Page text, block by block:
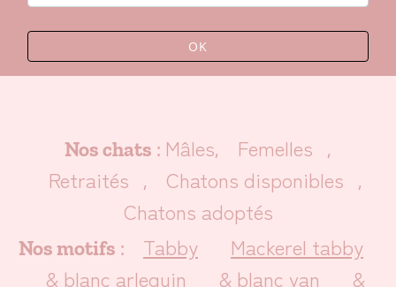
OK
Nos chats : Mâles, Femelles ,
Retraités , Chatons disponibles ,
Chatons adoptés
Nos motifs : Tabby
Mackerel tabby
& blanc arlequin
& blanc van
&